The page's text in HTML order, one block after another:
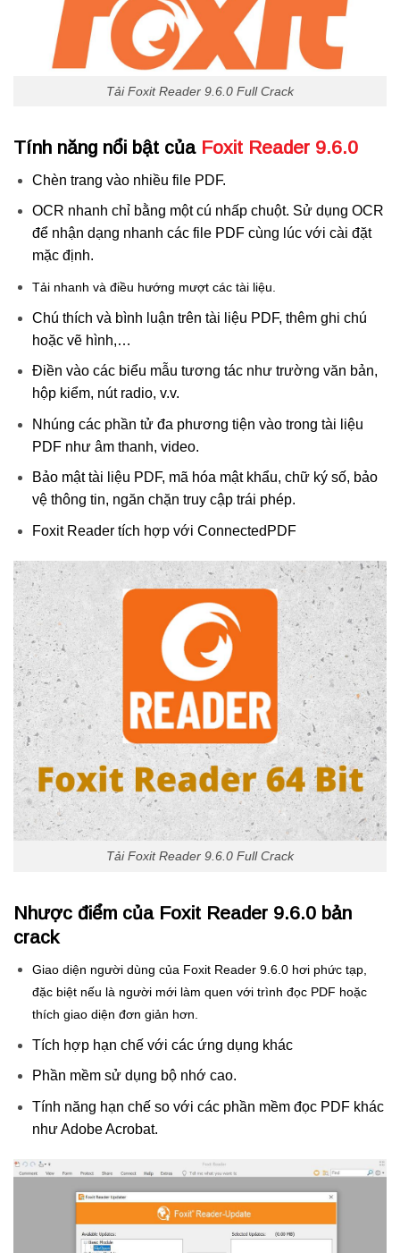
Tải Foxit Reader 9.6.0 Full Crack
Tính năng nổi bật của Foxit Reader 9.6.0
Chèn trang vào nhiều file PDF.
OCR nhanh chỉ bằng một cú nhấp chuột. Sử dụng OCR
để nhận dạng nhanh các file PDF cùng lúc với cài đặt
mặc định.
Tải nhanh và điều hướng mượt các tài liệu.
Chú thích và bình luận trên tài liệu PDF, thêm ghi chú
hoặc vẽ hình,…
Điền vào các biểu mẫu tương tác như trường văn bản,
hộp kiểm, nút radio, v.v.
Nhúng các phần tử đa phương tiện vào trong tài liệu
PDF như âm thanh, video.
Bảo mật tài liệu PDF, mã hóa mật khẩu, chữ ký số, bảo
vệ thông tin, ngăn chặn truy cập trái phép.
Foxit Reader tích hợp với ConnectedPDF
Tải Foxit Reader 9.6.0 Full Crack
Nhược điểm của Foxit Reader 9.6.0 bản
crack
Giao diện người dùng của Foxit Reader 9.6.0 hơi phức tạp,
đặc biệt nếu là người mới làm quen với trình đọc PDF hoặc
thích giao diện đơn giản hơn.
Tích hợp hạn chế với các ứng dụng khác
Phần mềm sử dụng bộ nhớ cao.
Tính năng hạn chế so với các phần mềm đọc PDF khác
như Adobe Acrobat.